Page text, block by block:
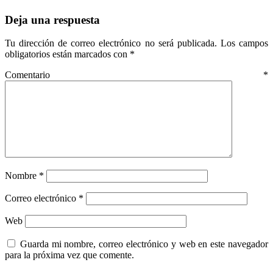
Deja una respuesta
Tu dirección de correo electrónico no será publicada. Los campos
obligatorios están marcados con *
Comentario *
Nombre *
Correo electrónico *
Web
Guarda mi nombre, correo electrónico y web en este navegador
para la próxima vez que comente.